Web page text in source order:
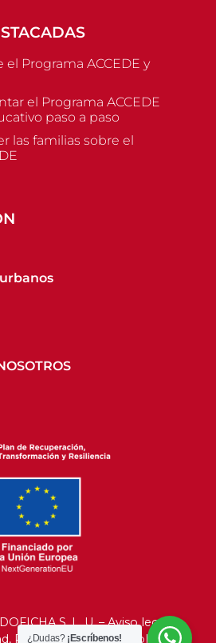
Programa ACCEDE y
el Programa ACCEDE
paso a paso
las familias sobre el
S. L. U. –Aviso legal
, Política de cookies Política de
¿Dudas? ¡Escríbenos!